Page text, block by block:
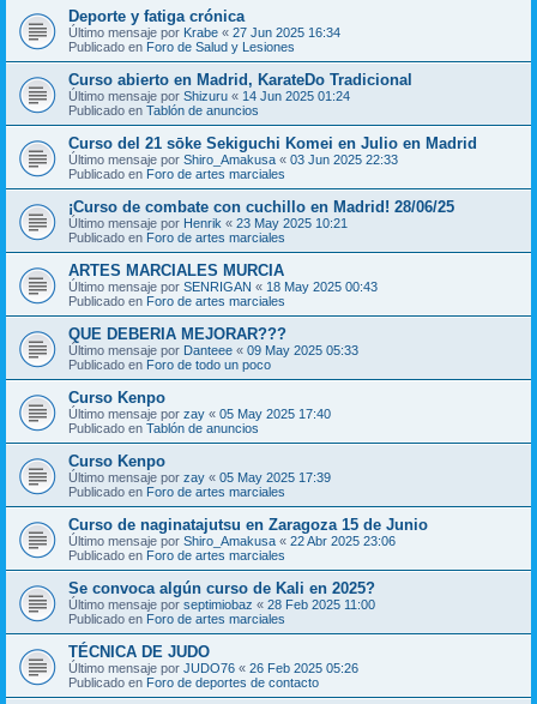
Deporte y fatiga crónica
Último mensaje por Krabe « 27 Jun 2025 16:34
Publicado en Foro de Salud y Lesiones
Curso abierto en Madrid, KarateDo Tradicional
Último mensaje por Shizuru « 14 Jun 2025 01:24
Publicado en Tablón de anuncios
Curso del 21 sōke Sekiguchi Komei en Julio en Madrid
Último mensaje por Shiro_Amakusa « 03 Jun 2025 22:33
Publicado en Foro de artes marciales
¡Curso de combate con cuchillo en Madrid! 28/06/25
Último mensaje por Henrik « 23 May 2025 10:21
Publicado en Foro de artes marciales
ARTES MARCIALES MURCIA
Último mensaje por SENRIGAN « 18 May 2025 00:43
Publicado en Foro de artes marciales
QUE DEBERIA MEJORAR???
Último mensaje por Danteee « 09 May 2025 05:33
Publicado en Foro de todo un poco
Curso Kenpo
Último mensaje por zay « 05 May 2025 17:40
Publicado en Tablón de anuncios
Curso Kenpo
Último mensaje por zay « 05 May 2025 17:39
Publicado en Foro de artes marciales
Curso de naginatajutsu en Zaragoza 15 de Junio
Último mensaje por Shiro_Amakusa « 22 Abr 2025 23:06
Publicado en Foro de artes marciales
Se convoca algún curso de Kali en 2025?
Último mensaje por septimiobaz « 28 Feb 2025 11:00
Publicado en Foro de artes marciales
TÉCNICA DE JUDO
Último mensaje por JUDO76 « 26 Feb 2025 05:26
Publicado en Foro de deportes de contacto